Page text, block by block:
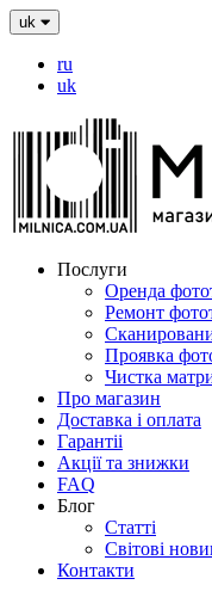
uk
ru
uk
Послуги
Оренда
Ремонт
Проявка
Чистка
Про магазин
Доставка і оплата
Гарантіі
Акції та знижки
FAQ
Блог
Статті
Світові
Контакти